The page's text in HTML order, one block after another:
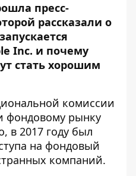
пресс-
рассказали о
Inc. и почему
стать хорошим
комиссии
фондовому рынку
в 2017 году был
на фондовый
компаний.